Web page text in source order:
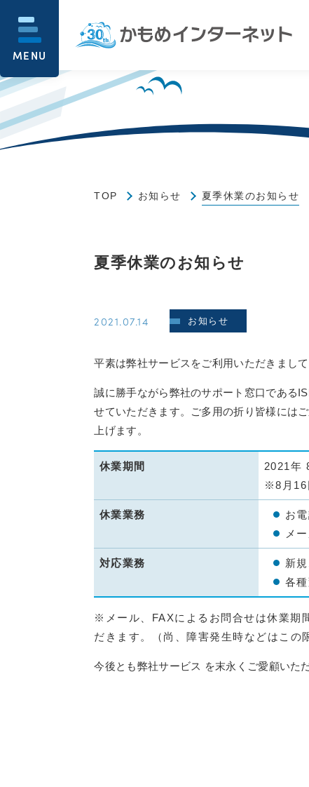
MENU
TOP お知らせ 夏季休業のお知らせ
夏季休業のお知らせ
2021.07.14 お知らせ
平素は弊社サービスをご利用いただきまし
誠に勝手ながら弊社のサポート窓口である
せていただきます。ご多用の折り皆様には
上げます。
休業期間
2021年
※8月16
休業業務
お
メ
対応業務
新
各
※メール、FAXによるお問合せは休業期
だきます。（尚、障害発生時などはこの
今後とも弊社サービス を末永くご愛顧いた